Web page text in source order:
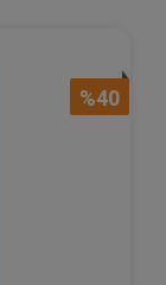
%40